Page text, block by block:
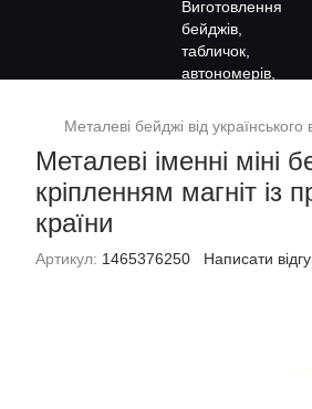
Металеві бейджі від
Металеві іменні міні
кріпленням магніт із
країни
Артикул: 1465376250 Написати